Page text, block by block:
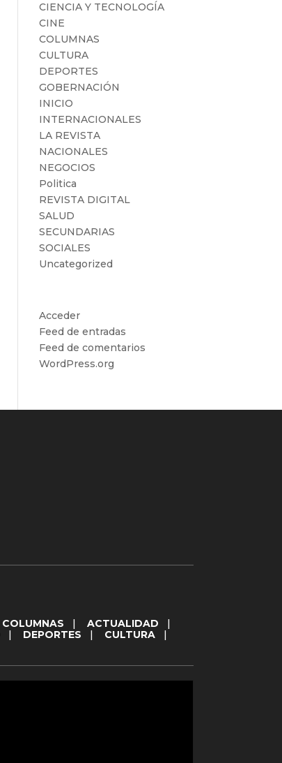
CIENCIA Y TECNOLOGÍA
CINE
COLUMNAS
CULTURA
DEPORTES
GOBERNACIÓN
INICIO
INTERNACIONALES
LA REVISTA
NACIONALES
NEGOCIOS
Politica
REVISTA DIGITAL
SALUD
SECUNDARIAS
SOCIALES
Uncategorized
Acceder
Feed de entradas
Feed de comentarios
WordPress.org
COLUMNAS ACTUALIDAD
DEPORTES CULTURA|